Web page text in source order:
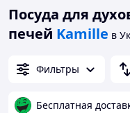
Посуда для
печей Kamille в
Фильтры
Бесплатная